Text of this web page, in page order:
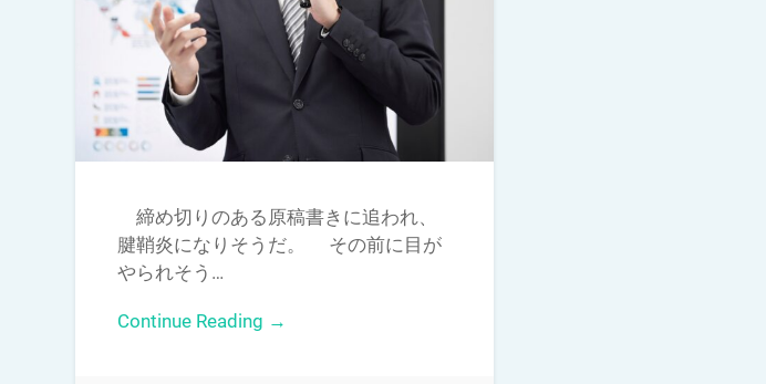
締め切りのある原稿書きに追われ、
腱鞘炎になりそうだ。 その前に目が
やられそう…
Continue Reading →